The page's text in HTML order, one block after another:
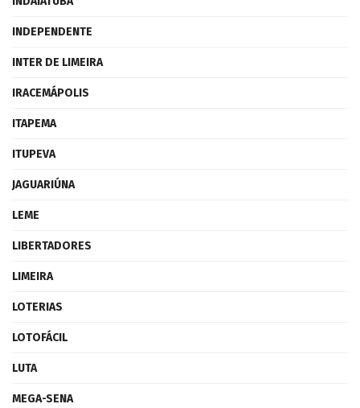
INDEPENDENTE
INTER DE LIMEIRA
IRACEMÁPOLIS
ITAPEMA
ITUPEVA
JAGUARIÚNA
LEME
LIBERTADORES
LIMEIRA
LOTERIAS
LOTOFÁCIL
LUTA
MEGA-SENA